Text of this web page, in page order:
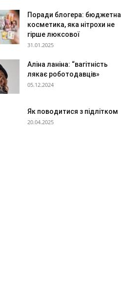
Поради блогера: бюджетна
косметика, яка нітрохи не
гірше люксової
31.01.2025
Аліна ланіна: “вагітність
лякає роботодавців»
05.12.2024
Як поводитися з підлітком
20.04.2025